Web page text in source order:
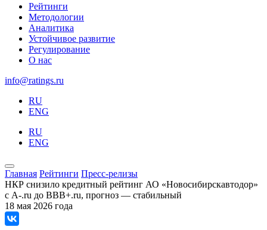
Рейтинги
Методологии
Аналитика
Устойчивое развитие
Регулирование
О нас
info@ratings.ru
RU
ENG
RU
ENG
Главная Рейтинги Пресс-релизы
НКР снизило кредитный рейтинг АО «Новосибирскавтодор»
с A-.ru до BBB+.ru, прогноз — стабильный
18 мая 2026 года